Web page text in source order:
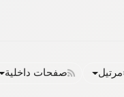
مرتيل صفحات داخلية